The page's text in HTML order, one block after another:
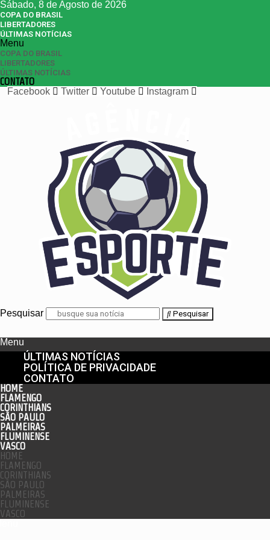
Sábado, 8 de Agosto de 2026
COPA DO BRASIL
LIBERTADORES
ÚLTIMAS NOTÍCIAS
Menu
COPA DO BRASIL
LIBERTADORES
ÚLTIMAS NOTÍCIAS
CONTATO
Facebook
Twitter Youtube Instagram
Pesquisar Pesquisar
Menu
ÚLTIMAS NOTÍCIAS
POLÍTICA DE PRIVACIDADE
CONTATO
HOME
FLAMENGO
CORINTHIANS
SÃO PAULO
PALMEIRAS
FLUMINENSE
VASCO
HOME
FLAMENGO
CORINTHIANS
SÃO PAULO
PALMEIRAS
FLUMINENSE
VASCO